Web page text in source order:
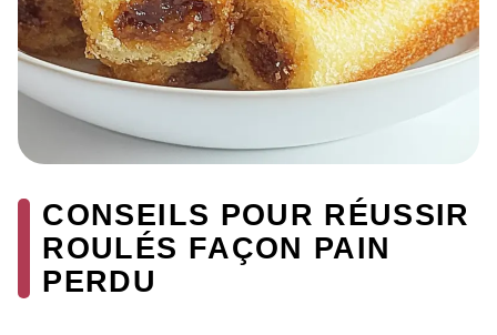
CONSEILS POUR RÉUSSIR
ROULÉS FAÇON PAIN
PERDU